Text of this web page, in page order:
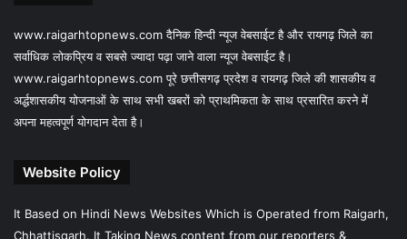
www.raigarhtopnews.com दैनिक हिन्दी न्यूज वेबसाईट है और रायगढ़ जिले का
सर्वाधिक लोकप्रिय व सबसे ज्यादा पढ़ा जाने वाला न्यूज वेबसाईट है।
www.raigarhtopnews.com पूरे छत्तीसगढ़ प्रदेश व रायगढ़ जिले की शासकीय व
अर्द्धशासकीय योजनाओं के साथ सभी खबरों को प्राथमिकता के साथ प्रसारित करने में
अपना महत्वपूर्ण योगदान देता है।
Website Policy
It Based on Hindi News Websites Which is Operated from Raigarh,
Chhattisgarh. It Taking News content from our reporters &